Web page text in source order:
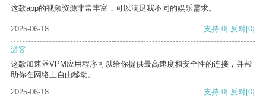
这款app的视频资源非常丰富，可以满足我不同的娱乐需求。
2025-06-18 支持[0] 反对[0]
游客
这款加速器VPM应用程序可以给你提供最高速度和安全性的连接，并帮
助你在网络上自由移动。
2025-06-18
支持[0] 反对[0]